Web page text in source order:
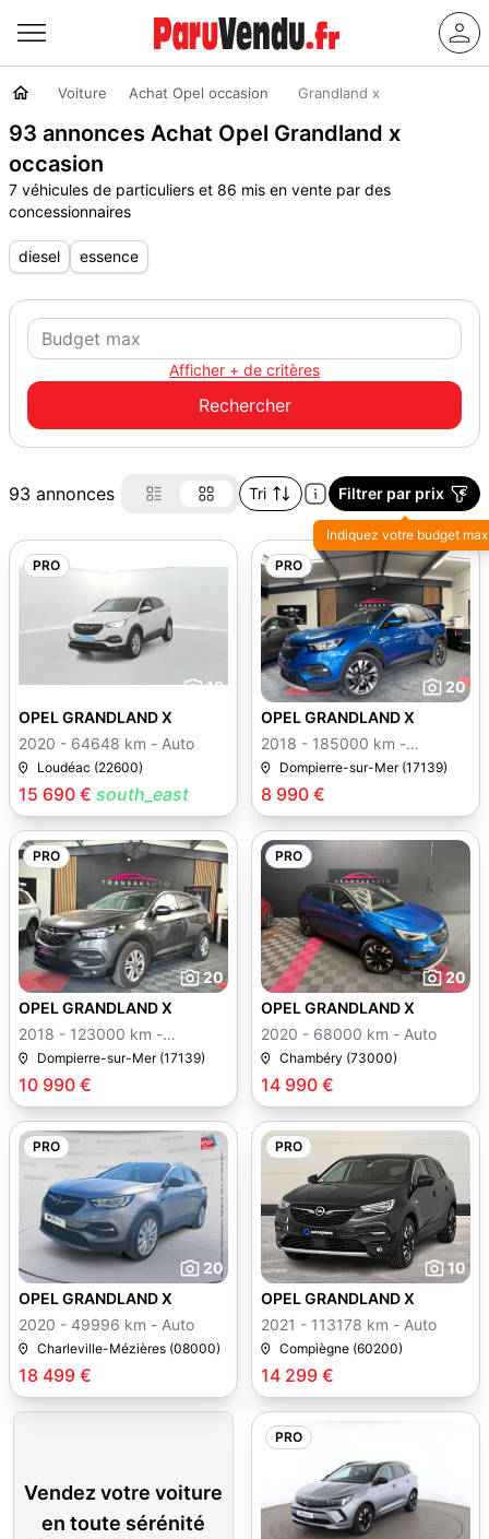
Voiture Achat Opel occasion Grandland x
93 annonces Achat Opel Grandland x
occasion
7 véhicules de particuliers et 86 mis en vente par des
concessionnaires
diesel essence
Afficher + de critères
93 annonces Tri Filtrer par prix
Indiquez votre budget max
PRO
19
15 690 € south_east
OPEL GRANDLAND X
2020 - 64648 km - Auto
Loudéac (22600)
PRO
20
8 990 €
OPEL GRANDLAND X
2018 - 185000 km -
Manuelle
Dompierre-sur-Mer (17139)
PRO
20
10 990 €
OPEL GRANDLAND X
2018 - 123000 km -
Manuelle
Dompierre-sur-Mer (17139)
PRO
20
14 990 €
OPEL GRANDLAND X
2020 - 68000 km - Auto
Chambéry (73000)
PRO
20
18 499 €
OPEL GRANDLAND X
2020 - 49996 km - Auto
Charleville-Mézières (08000)
PRO
10
14 299 €
OPEL GRANDLAND X
2021 - 113178 km - Auto
Compiègne (60200)
Vendez votre voiture
en toute sérénité
PRO